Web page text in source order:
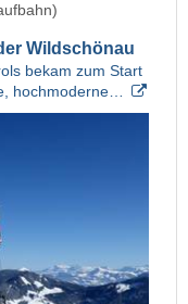
Wildschönau
bekam zum Start
hochmoderne…